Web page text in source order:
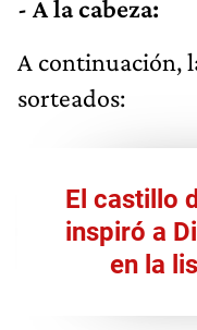
- A la cabeza:
​A continuación,
sorteados:
El castillo
inspiró a
en la